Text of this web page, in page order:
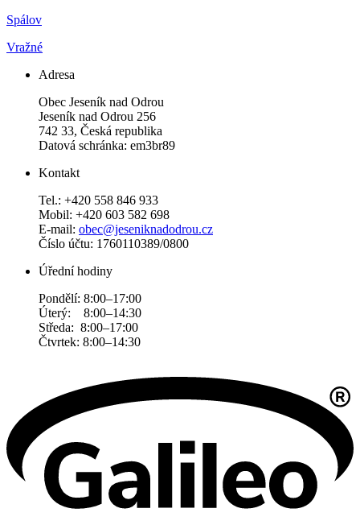
Spálov
Vražné
Adresa
Obec Jeseník nad Odrou
Jeseník nad Odrou 256
742 33, Česká republika
Datová schránka: em3br89
Kontakt
Tel.: +420 558 846 933
Mobil: +420 603 582 698
E-mail: obec@jeseniknadodrou.cz
Číslo účtu: 1760110389/0800
Úřední hodiny
Pondělí: 8:00–17:00
Úterý: 8:00–14:30
Středa: 8:00–17:00
Čtvrtek: 8:00–14:30